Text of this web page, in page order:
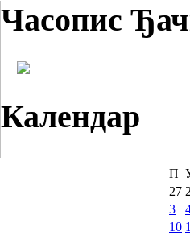
Часопис
Календар
П
27
3
10